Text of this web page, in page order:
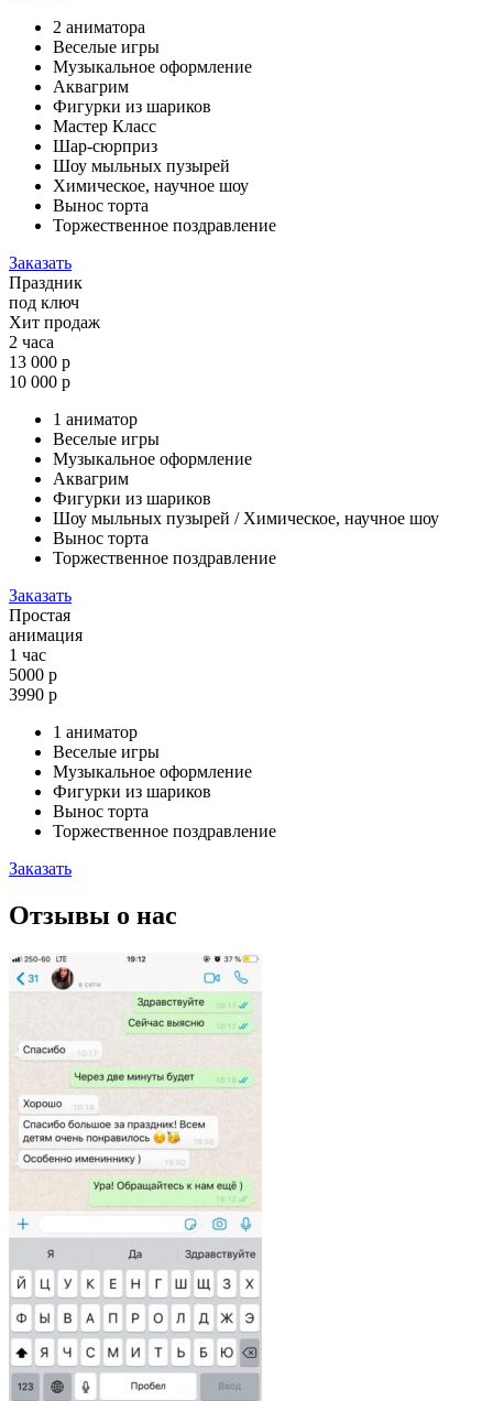
2 аниматора
Веселые игры
Музыкальное оформление
Аквагрим
Фигурки из шариков
Мастер Класс
Шар-сюрприз
Шоу мыльных пузырей
Химическое, научное шоу
Вынос торта
Торжественное поздравление
Заказать
Праздник
под ключ
Хит продаж
2 часа
13 000 р
10 000 р
1 аниматор
Веселые игры
Музыкальное оформление
Аквагрим
Фигурки из шариков
Шоу мыльных пузырей / Химическое, научное шоу
Вынос торта
Торжественное поздравление
Заказать
Простая
анимация
1 час
5000 р
3990 р
1 аниматор
Веселые игры
Музыкальное оформление
Фигурки из шариков
Вынос торта
Торжественное поздравление
Заказать
Отзывы о нас